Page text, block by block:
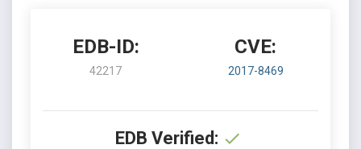
EDB-ID:
42217
CVE:
2017-8469
EDB Verified: